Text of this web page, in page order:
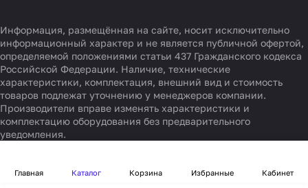
Информация, размещённая на сайте, носит исключительно
информационный характер и не является публичной офертой,
определяемой положениями статьи 437 Гражданского кодекса
Российской Федерации. Наличие, технические
характеристики, комплектация, внешний вид и стоимость
товаров подлежат уточнению у менеджеров компании.
Производители вправе изменять характеристики и
комплектацию оборудования без предварительного
уведомления.
Главная Каталог Корзина Избранные Кабинет